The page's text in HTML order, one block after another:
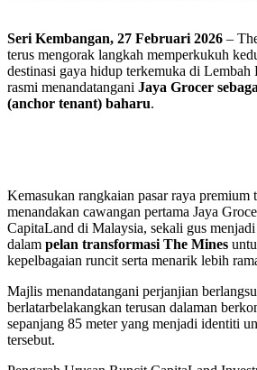
Seri Kembangan, 27 Februari 2026 –
terus mengorak langkah memperkukuh
destinasi gaya hidup terkemuka di Lembah
rasmi menandatangani Jaya Grocer
(anchor tenant) baharu.
Kemasukan rangkaian pasar raya premium
menandakan cawangan pertama Jaya
CapitaLand di Malaysia, sekali gus
dalam pelan transformasi The Mines
kepelbagaian runcit serta menarik lebih
Majlis menandatangani perjanjian
berlatarbelakangkan terusan dalaman
sepanjang 85 meter yang menjadi identiti
tersebut.